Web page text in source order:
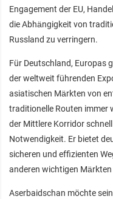
Engagement der EU,
die Abhängigkeit von
Russland zu verringern.
Für Deutschland, Europas
der weltweit führenden
asiatischen Märkten von
traditionelle Routen immer
der Mittlere Korridor
Notwendigkeit. Er bietet
sicheren und effizienten
anderen wichtigen Märkten
Aserbaidschan möchte